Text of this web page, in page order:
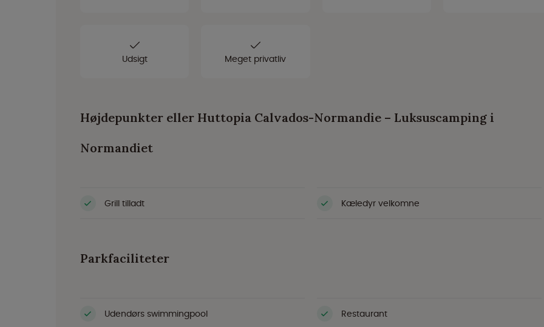
Udsigt Meget privatliv
Højdepunkter eller Huttopia Calvados-Normandie – Luksuscamping i
Normandiet
Grill tilladt Kæledyr velkomne
Parkfaciliteter
Udendørs swimmingpool Restaurant